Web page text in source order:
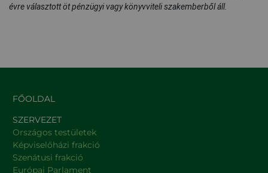
évre választott öt pénzügyi vagy könyvviteli szakemberből áll.
FŐOLDAL
SZERVEZET
Országos testületek
Képviselőházi frakció
Szenátusi frakció
Európai Parlament